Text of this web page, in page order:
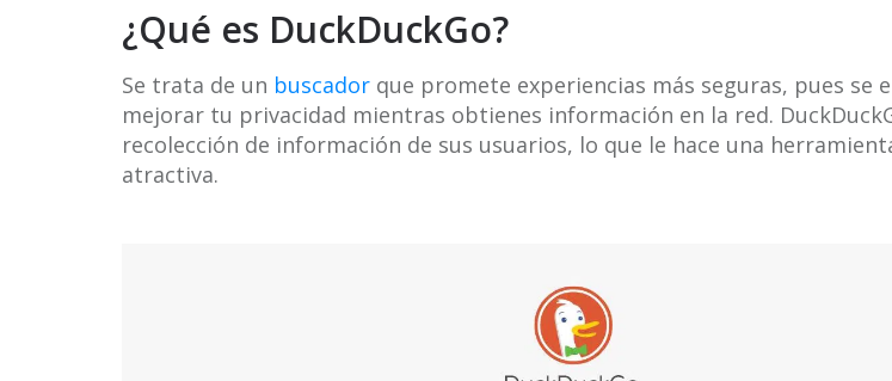
¿Qué es DuckDuckGo?
Se trata de un buscador que promete experiencias más seguras, pues se
mejorar tu privacidad mientras obtienes información en la red.
recolección de información de sus usuarios, lo que le hace una
atractiva.